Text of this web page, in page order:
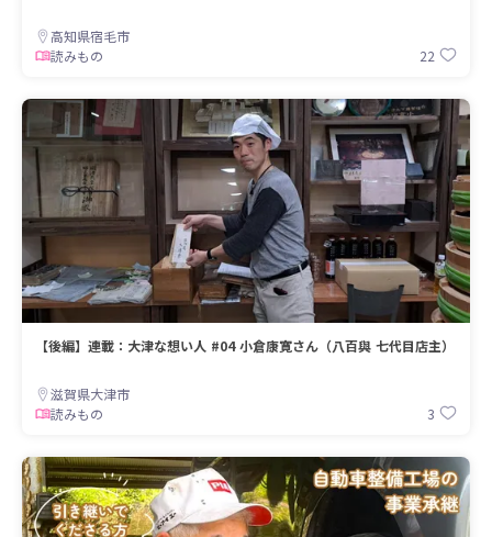
高知県宿毛市
読みもの
22
【後編】連載：大津な想い人 #04 小倉康寛さん（八百與 七代目店主）
滋賀県大津市
読みもの
3